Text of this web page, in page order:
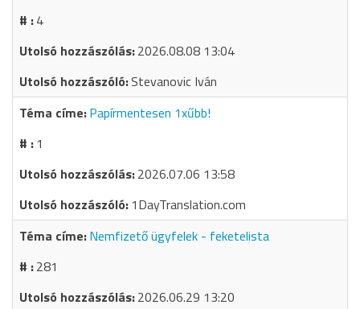
4
2026.08.08 13:04
Stevanovic Iván
Papírmentesen 1xűbb!
1
2026.07.06 13:58
1DayTranslation.com
Nemfizető ügyfelek - feketelista
281
2026.06.29 13:20